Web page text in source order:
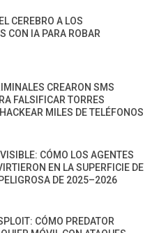
CEREBRO A LOS
CON IA PARA ROBAR
CREARON SMS
FALSIFICAR TORRES
MILES DE TELÉFONOS
CÓMO LOS AGENTES
EN LA SUPERFICIE DE
DE 2025–2026
CÓMO PREDATOR